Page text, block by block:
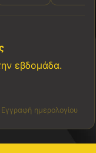
εβδομάδα.
Εγγραφή ημερολογίου